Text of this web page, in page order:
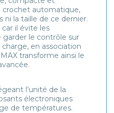
automatique,
ni la taille de ce dernier.
il évite les
le contrôle sur
en association
transforme ainsi le
l’unité de la
électroniques
de températures.